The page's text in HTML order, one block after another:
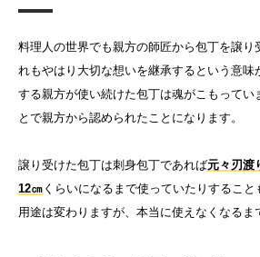
料理人の世界でも親方の師匠から包丁を譲り
れもやはり大切な想いを継承するという意味
する親方が使い続けた包丁は魂がこもってい
とで親方から認められたことになります。
譲り受けた包丁は刺身包丁であれば元々刃渡
12㎝ くらいになるまで使っていたりすること
用途は変わりますが、本当に使えなくなるま